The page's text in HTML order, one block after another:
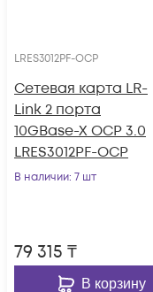
LRES3012PF-OCP
Сетевая карта LR-
Link 2 порта
10GBase-X OCP 3.0
LRES3012PF-OCP
В наличии: 7 шт
79 315 ₸
В корзину